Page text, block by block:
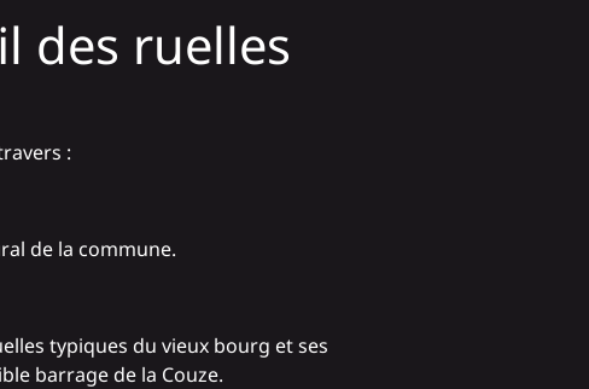
des ruelles
:
de la commune.
typiques du vieux bourg et ses
barrage de la Couze.